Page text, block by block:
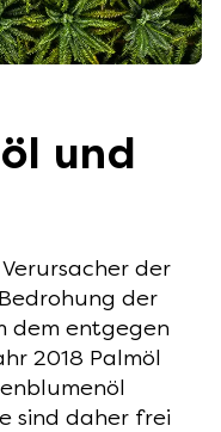
und
der
der
dem entgegen
2018 Palmöl
sind daher frei